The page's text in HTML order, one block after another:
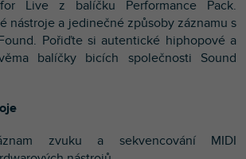
Live z balíčku Performance Pack.
nástroje a jedinečné způsoby záznamu s
Pořiďte si autentické hiphopové a
balíčky bicích společnosti Sound
zvuku a sekvencování MIDI